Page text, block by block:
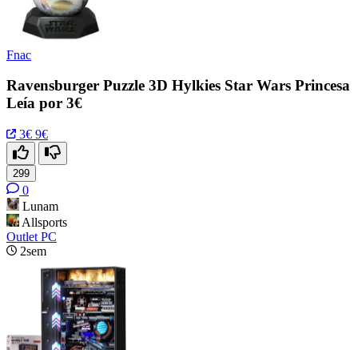
Fnac
Ravensburger Puzzle 3D Hylkies Star Wars Princesa
Leía por 3€
3€ 9€
299
0
Lunam
Allsports
Outlet PC
2sem